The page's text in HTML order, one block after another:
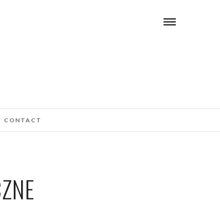
CONTACT